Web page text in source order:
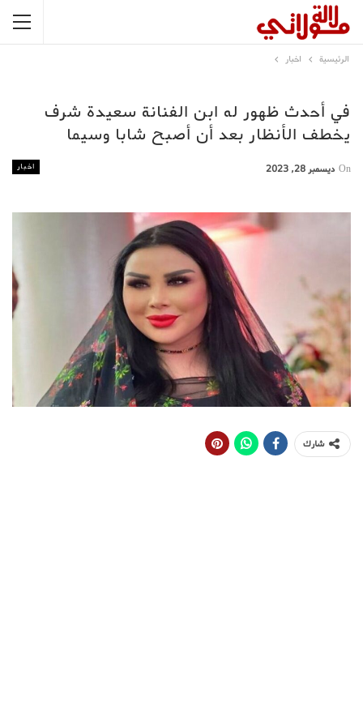
الرئيسية اخبار
في أحدث ظهور له ابن الفنانة سعيدة شرف
يخطف الأنظار بعد أن أصبح شابا وسيما
اخبار On ديسمبر 28, 2023
شارك